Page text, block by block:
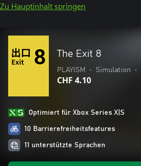
Zu Hauptinhalt springen
The Exit 8
PLAYISM • Simulation •
CHF 4.10
Optimiert für Xbox Series X|S
10 Barrierefreiheitsfeatures
11 unterstützte Sprachen